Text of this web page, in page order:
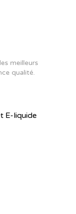
meilleurs
qualité.
E-liquide